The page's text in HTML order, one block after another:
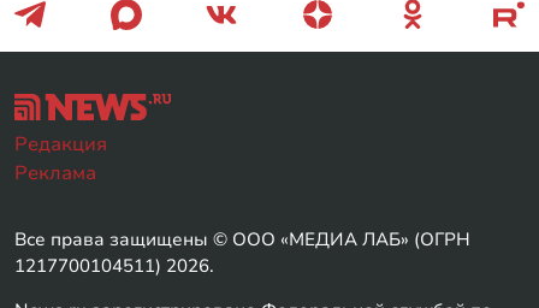
Редакция
Реклама
Все права защищены © ООО «МЕДИА ЛАБ» (ОГРН
1217700104511) 2026.